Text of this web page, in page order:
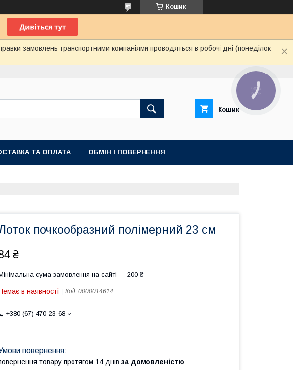
Кошик
замовлень транспортними компаніями проводяться в робочі дні (понеділок-
Кошик
ТА ОПЛАТА ОБМІН І ПОВЕРНЕННЯ
почкообразний полімерний 23 см
₴
сума замовлення на сайті — 200 ₴
в наявності Код: 0000014614
+380 (67) 470-23-68
товару протягом 14 днів за домовленістю
КНОПКА
ЗВ'ЯЗКУ